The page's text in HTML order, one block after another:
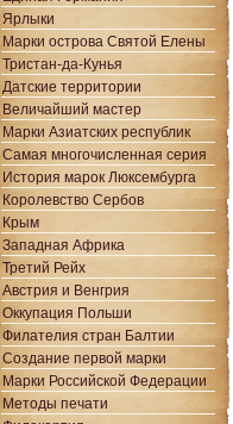
Ярлыки
Марки острова Святой Елены
Тристан-да-Кунья
Датские территории
Величайший мастер
Марки Азиатских республик
Самая многочисленная серия
История марок Люксембурга
Королевство Сербов
Крым
Западная Африка
Третий Рейх
Австрия и Венгрия
Оккупация Польши
Филателия стран Балтии
Создание первой марки
Марки Российской Федерации
Методы печати